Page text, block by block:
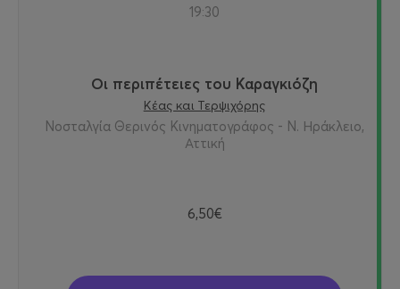
19:30
Οι περιπέτειες του Καραγκιόζη
Κέας και Τερψιχόρης
Νοσταλγία Θερινός Κινηματογράφος - Ν. Ηράκλειο,
Αττική
6,50€